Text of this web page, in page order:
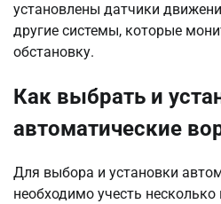
установлены датчики
другие системы, которые
обстановку.
Как выбрать и
автоматические
Для выбора и установки
необходимо учесть